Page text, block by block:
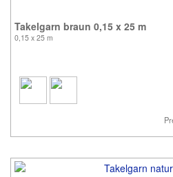
Takelgarn braun 0,15 x 25 m
0,15 x 25 m